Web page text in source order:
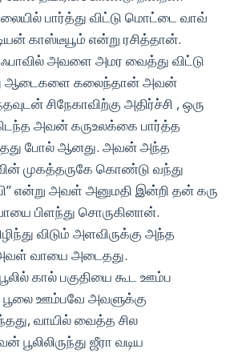
பார்த்து விட்டு மொட்டை வாவ்
காஸ்டீயூம் என்று ரசித்தான்.
அவளை அமர வைத்து விட்டு
ஆடைகளை கலைந்தான் அவன்
சிநேகாவிற்கு அதிர்ச்சி , ஒரு
அவன் கருஉலக்கை பார்த்த
போல் ஆனது. அவன் அந்த
முகத்தருகே கொண்டு வந்து
என்று அவள் அனுமதி இன்றி தன் கரு
பிளந்து சொருகினான்.
விடும் அளவிருக்கு அந்த
அவள் வாயை அடைதது.
கால் பகுதியை கூட ஊம்ப
பூலை ஊம்பவே அவளுக்கு
வாயில் வைத்த சில
பூலிலிருந்து ஜீரா வடிய